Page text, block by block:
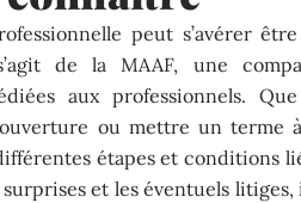
peut s’avérer
de la MAAF, une
aux professionnels. Que
ou mettre un terme
étapes et conditions
et les éventuels litiges,